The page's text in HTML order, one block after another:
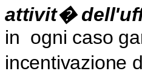
attivit�
in ogni caso
incentivazione